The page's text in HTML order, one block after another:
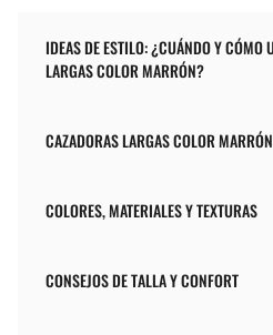
IDEAS DE ESTILO: ¿CUÁNDO Y CÓMO
LARGAS COLOR MARRÓN?
CAZADORAS LARGAS COLOR
COLORES, MATERIALES Y TEXTURAS
CONSEJOS DE TALLA Y CONFORT